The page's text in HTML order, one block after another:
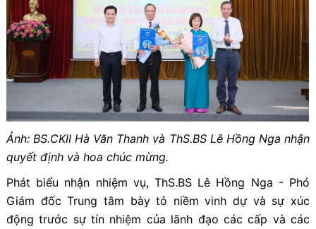
Ảnh: BS.CKII Hà Văn Thanh và ThS.BS Lê Hồng Nga nhận
quyết định và hoa chúc mừng.
Phát biểu nhận nhiệm vụ, ThS.BS Lê Hồng Nga - Phó
Giám đốc Trung tâm bày tỏ niềm vinh dự và sự xúc
động trước sự tín nhiệm của lãnh đạo các cấp và các